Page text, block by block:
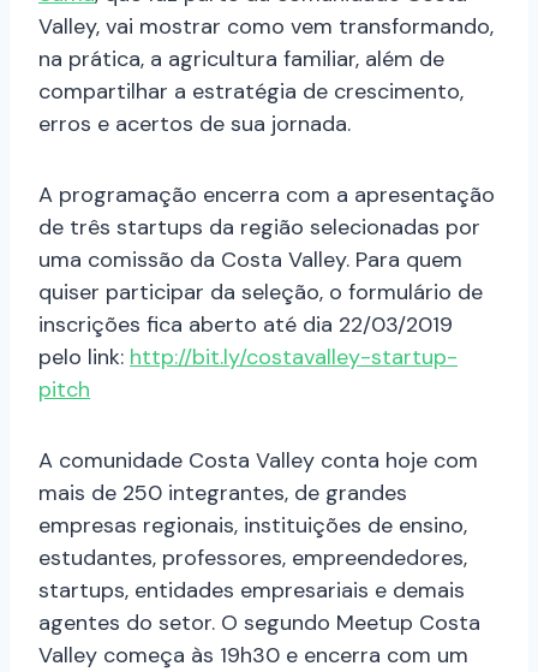
Valley, vai mostrar como vem transformando,
na prática, a agricultura familiar, além de
compartilhar a estratégia de crescimento,
erros e acertos de sua jornada.
A programação encerra com a apresentação
de três startups da região selecionadas por
uma comissão da Costa Valley. Para quem
quiser participar da seleção, o formulário de
inscrições fica aberto até dia 22/03/2019
pelo link: http://bit.ly/costavalley-startup-
pitch
A comunidade Costa Valley conta hoje com
mais de 250 integrantes, de grandes
empresas regionais, instituições de ensino,
estudantes, professores, empreendedores,
startups, entidades empresariais e demais
agentes do setor. O segundo Meetup Costa
Valley começa às 19h30 e encerra com um